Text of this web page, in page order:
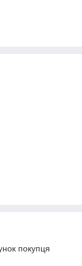
покупця